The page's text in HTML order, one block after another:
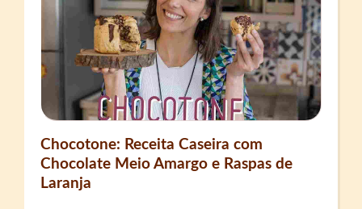
Chocotone: Receita Caseira com
Chocolate Meio Amargo e Raspas de
Laranja